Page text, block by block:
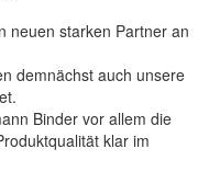
neuen starken Partner an
demnächst auch unsere
Binder vor allem die
klar im